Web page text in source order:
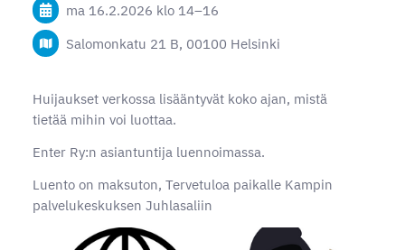
ma 16.2.2026 klo 14–16
Salomonkatu 21 B, 00100 Helsinki
Huijaukset verkossa lisääntyvät koko ajan, mistä
tietää mihin voi luottaa.
Enter Ry:n asiantuntija luennoimassa.
Luento on maksuton, Tervetuloa paikalle Kampin
palvelukeskuksen Juhlasaliin